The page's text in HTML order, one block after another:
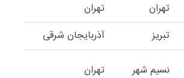
تهران
تهران
تبریز آذربایجان شرقی
نسیم شهر تهران